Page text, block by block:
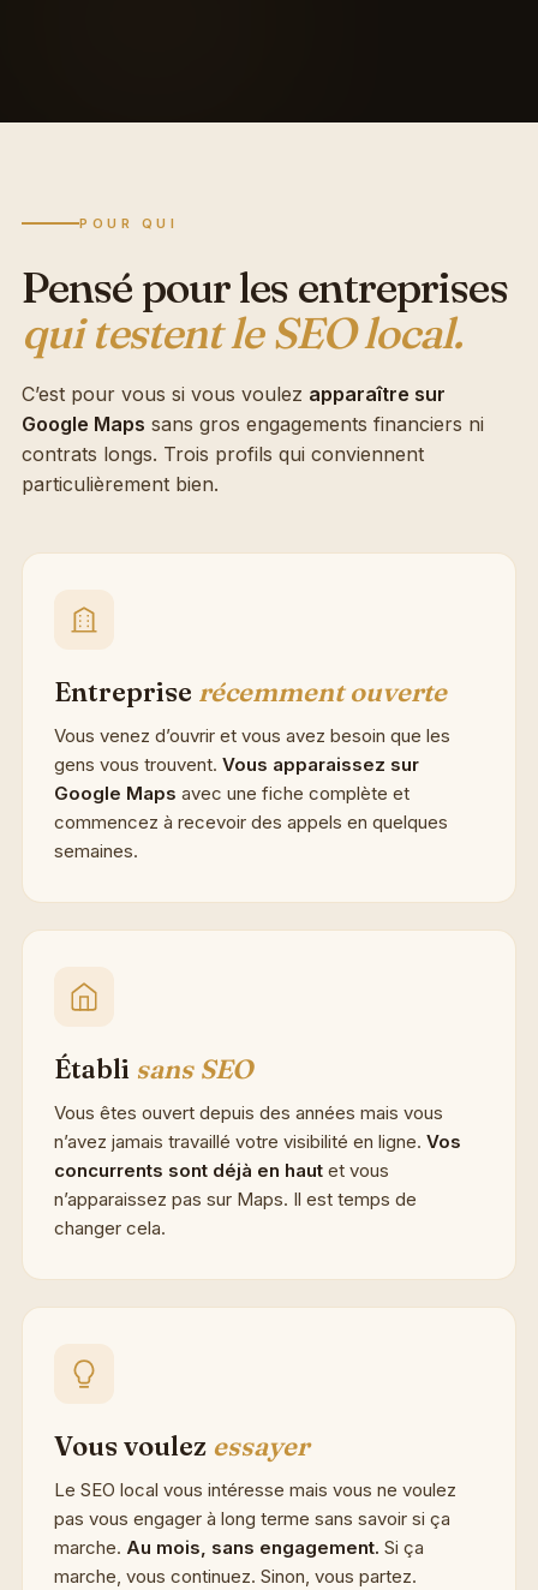
POUR QUI
Pensé pour les entreprises
qui testent le SEO local.
C’est pour vous si vous voulez apparaître sur
Google Maps sans gros engagements financiers ni
contrats longs. Trois profils qui conviennent
particulièrement bien.
Entreprise récemment ouverte
Vous venez d’ouvrir et vous avez besoin que les
gens vous trouvent. Vous apparaissez sur
Google Maps avec une fiche complète et
commencez à recevoir des appels en quelques
semaines.
Établi sans SEO
Vous êtes ouvert depuis des années mais vous
n’avez jamais travaillé votre visibilité en ligne. Vos
concurrents sont déjà en haut et vous
n’apparaissez pas sur Maps. Il est temps de
changer cela.
Vous voulez essayer
Le SEO local vous intéresse mais vous ne voulez
pas vous engager à long terme sans savoir si ça
marche. Au mois, sans engagement. Si ça
marche, vous continuez. Sinon, vous partez.